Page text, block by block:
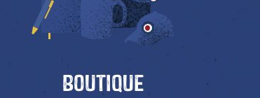
Boutique